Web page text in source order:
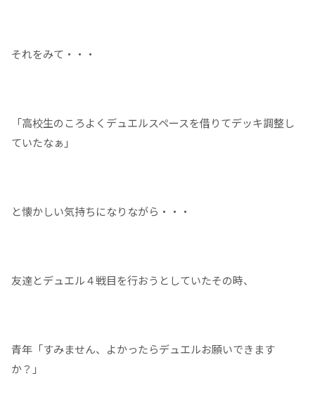
それをみて・・・
「高校生のころよくデュエルスペースを借りてデッキ調整し
ていたなぁ」
と懐かしい気持ちになりながら・・・
友達とデュエル４戦目を行おうとしていたその時、
青年「すみません、よかったらデュエルお願いできます
か？」